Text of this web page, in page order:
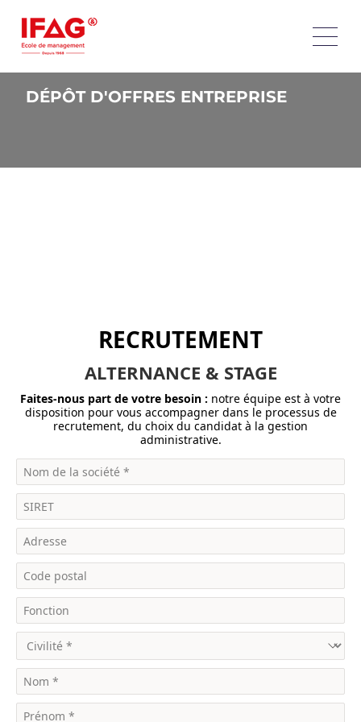
DÉPÔT D'OFFRES ENTREPRISE
RECRUTEMENT
ALTERNANCE & STAGE
Faites-nous part de votre besoin : notre équipe est à votre
disposition pour vous accompagner dans le processus de
recrutement, du choix du candidat à la gestion
administrative.